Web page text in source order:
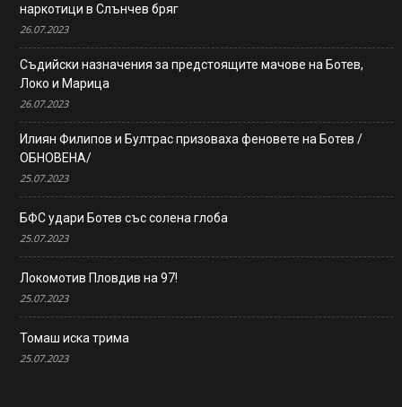
наркотици в Слънчев бряг
26.07.2023
Съдийски назначения за предстоящите мачове на Ботев,
Локо и Марица
26.07.2023
Илиян Филипов и Бултрас призоваха феновете на Ботев /
ОБНОВЕНА/
25.07.2023
БФС удари Ботев със солена глоба
25.07.2023
Локомотив Пловдив на 97!
25.07.2023
Томаш иска трима
25.07.2023